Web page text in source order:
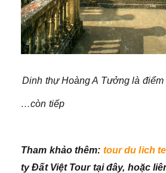
Dinh thự Hoàng A Tưởng là
…còn tiếp
Tham khảo thêm: tour du lich
ty Đất Việt Tour tại đây, hoặc